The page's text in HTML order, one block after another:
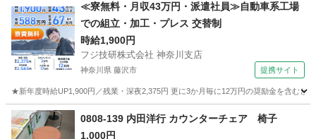
≪寮無料・月収43万円・派遣社員≫自動車系工場
での組立・加工・プレス 交替制
時給1,900円
フジ技研株式会社 神奈川支店
神奈川県 藤沢市 提携サイト
★新年度時給UP1,900円／残業・深夜2,375円 更に3か月毎に12万円の奨励金を含む
神奈川 藤沢市 0808-139 内田洋行 カウンターチェア 椅子
1,000円